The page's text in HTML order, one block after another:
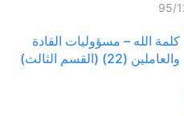
95/
كلمة الله – مسؤوليات القادة
والعاملين (22) (القسم الثالث)